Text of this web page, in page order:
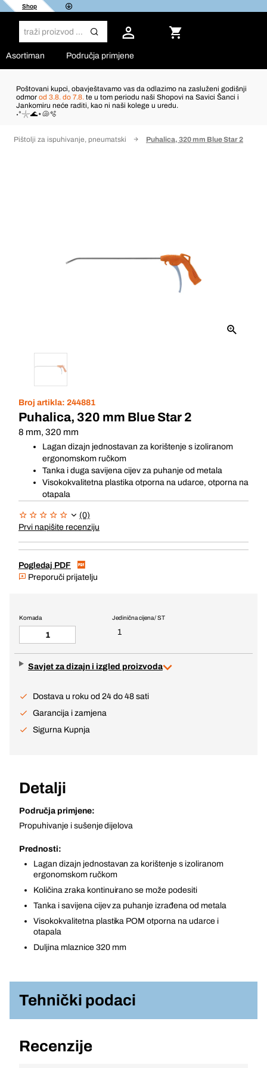
Shop
Asortiman Područja primjene
Poštovani kupci, obavještavamo vas da odlazimo na zasluženi godišnji
odmor od 3.8. do 7.8. te u tom periodu naši Shopovi na Savici Šanci i
Jankomiru neće raditi, kao ni naši kolege u uredu.
˖°𓇼🌊⋆🐚🫧
Pištolji za ispuhivanje, pneumatski Puhalica, 320 mm Blue Star 2
Broj artikla: 244881
Puhalica, 320 mm Blue Star 2
8 mm, 320 mm
Lagan dizajn jednostavan za korištenje s izoliranom
ergonomskom ručkom
Tanka i duga savijena cijev za puhanje od metala
Visokokvalitetna plastika otporna na udarce, otporna na
otapala
(0)
Prvi napišite recenziju
Pogledaj PDF
Preporuči prijatelju
Jedinična cijena / ST
1
Komada
Savjet za dizajn i izgled proizvoda
Dostava u roku od 24 do 48 sati
Garancija i zamjena
Sigurna Kupnja
Detalji
Područja primjene:
Propuhivanje i sušenje dijelova
Prednosti:
Lagan dizajn jednostavan za korištenje s izoliranom
ergonomskom ručkom
Količina zraka kontinuirano se može podesiti
Tanka i savijena cijev za puhanje izrađena od metala
Visokokvalitetna plastika POM otporna na udarce i
otapala
Duljina mlaznice 320 mm
Tehnički podaci
Recenzije